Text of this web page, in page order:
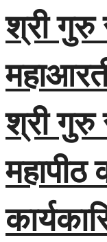
श्री गुरु
श्री गुरु
महापीठ